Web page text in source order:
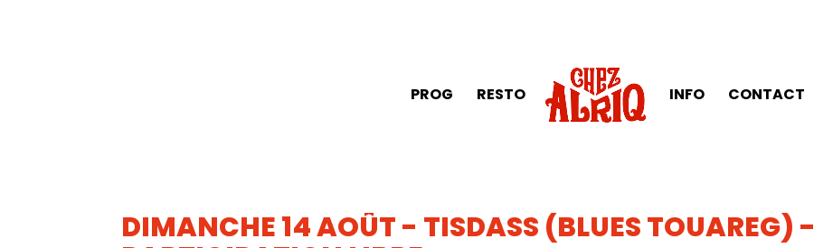
PROG RESTO INFO CONTACT
DIMANCHE 14 AOÛT - TISDASS (BLUES TOUAREG) -